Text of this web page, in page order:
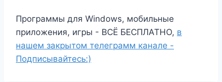
Программы для Windows, мобильные
приложения, игры - ВСЁ БЕСПЛАТНО, в
нашем закрытом телеграмм канале -
Подписывайтесь:)